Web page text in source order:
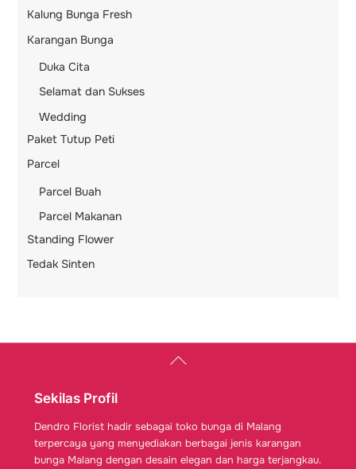
Kalung Bunga Fresh
Karangan Bunga
Duka Cita
Selamat dan Sukses
Wedding
Paket Tutup Peti
Parcel
Parcel Buah
Parcel Makanan
Standing Flower
Tedak Sinten
Back
Sekilas Profil
Dendro Florist hadir sebagai toko bunga di Malang
terpercaya yang menyediakan berbagai jenis karangan
bunga Malang dengan desain elegan dan harga terjangkau.